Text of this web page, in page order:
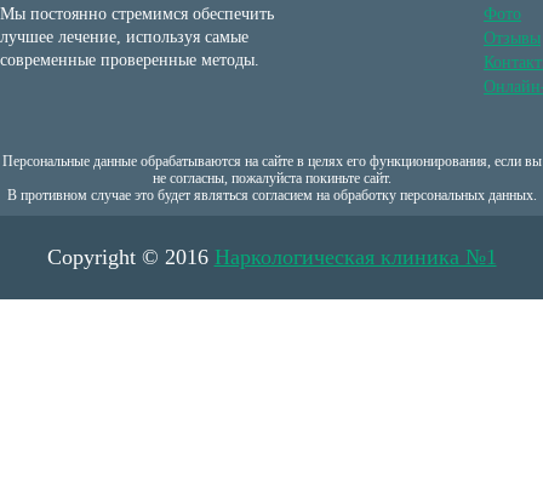
Мы постоянно стремимся обеспечить
лучшее лечение, используя самые
современные проверенные методы.
Фото
Отзывы
Персональные данные обрабатываются на сайте в целях его функционирования, если вы
не согласны, пожалуйста покиньте сайт.
В противном случае это будет являться согласием на обработку персональных данных.
Copyright © 2016 Наркологическая клиника №1